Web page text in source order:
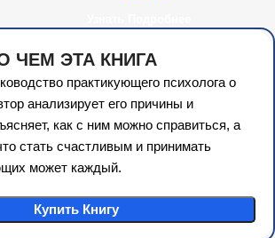
ЧЕМ ЭТА КНИГА
практикующего психолога о
анализирует его причины и
как с ним можно справиться, а
стать счастливым и принимать
может каждый.
Купить Книгу